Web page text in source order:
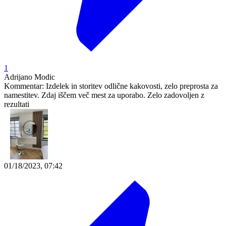
1
Adrijano Modic
Kommentar: Izdelek in storitev odlične kakovosti, zelo preprosta za
namestitev. Zdaj iščem več mest za uporabo. Zelo zadovoljen z
rezultati
01/18/2023, 07:42